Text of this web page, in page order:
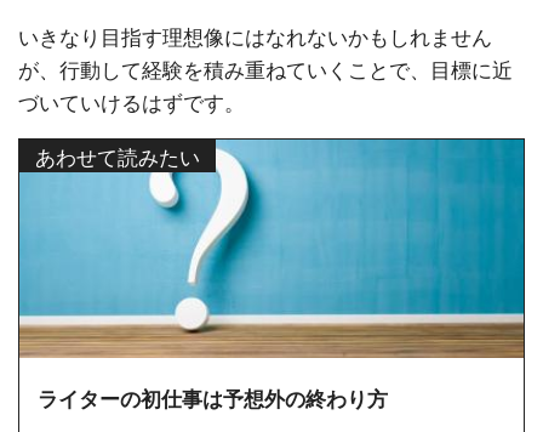
いきなり目指す理想像にはなれないかもしれません
が、行動して経験を積み重ねていくことで、目標に近
づいていけるはずです。
あわせて読みたい
ライターの初仕事は予想外の終わり方